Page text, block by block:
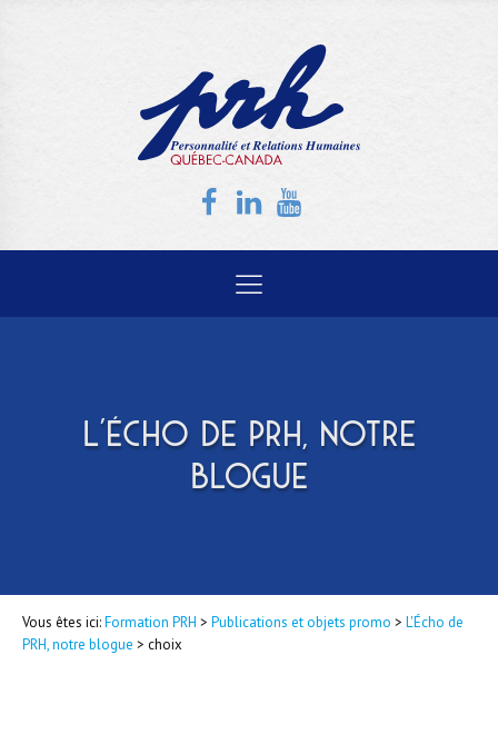
L'ÉCHO DE PRH, NOTRE
BLOGUE
Vous êtes ici:Formation PRH > Publications et objets promo > L'Écho de
PRH, notre blogue > choix